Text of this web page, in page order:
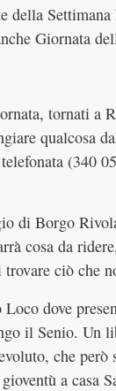
Giornata
tornati a
qualcosa
(340
di Borgo
cosa da
ciò che
dove
il Senio. Un
che
a casa